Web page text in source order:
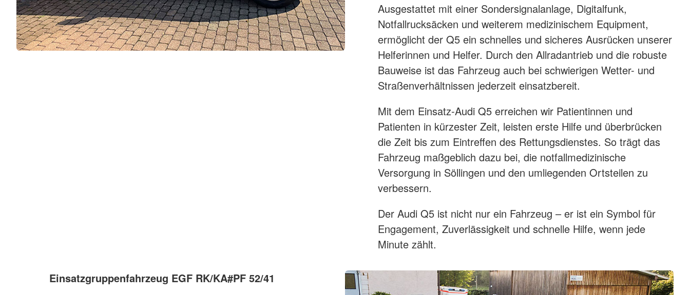
Ausgestattet mit einer Sondersignalanlage, Digitalfunk,
Notfallrucksäcken und weiterem medizinischem Equipment,
ermöglicht der Q5 ein schnelles und sicheres Ausrücken unserer
Helferinnen und Helfer. Durch den Allradantrieb und die robuste
Bauweise ist das Fahrzeug auch bei schwierigen Wetter- und
Straßenverhältnissen jederzeit einsatzbereit.
Mit dem Einsatz-Audi Q5 erreichen wir Patientinnen und
Patienten in kürzester Zeit, leisten erste Hilfe und überbrücken
die Zeit bis zum Eintreffen des Rettungsdienstes. So trägt das
Fahrzeug maßgeblich dazu bei, die notfallmedizinische
Versorgung in Söllingen und den umliegenden Ortsteilen zu
verbessern.
Der Audi Q5 ist nicht nur ein Fahrzeug – er ist ein Symbol für
Engagement, Zuverlässigkeit und schnelle Hilfe, wenn jede
Minute zählt.
Einsatzgruppenfahrzeug EGF RK/KA#PF 52/41